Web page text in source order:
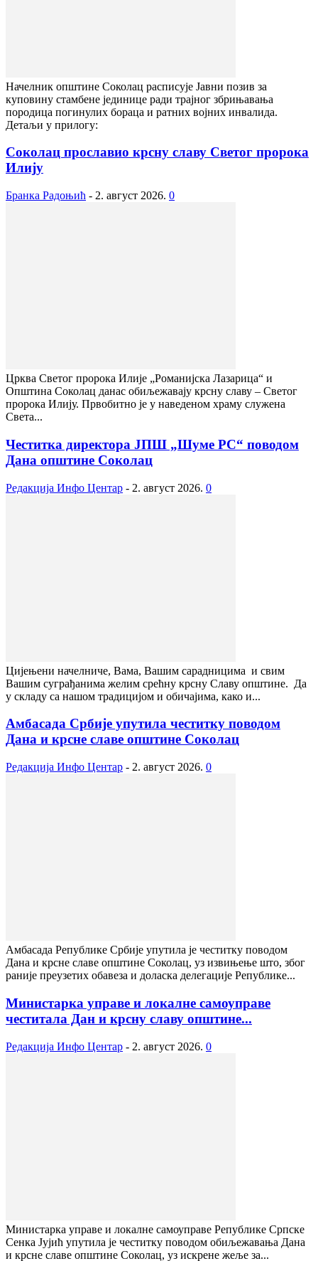
Начелник општине Соколац расписује Јавни позив за
куповину стамбене јединице ради трајног збрињавања
породица погинулих бораца и ратних војних инвалида.
Детаљи у прилогу:
Соколац прославио крсну славу Светог пророка
Илију
Бранка Радоњић - 2. август 2026. 0
Црква Светог пророка Илије „Романијска Лазарица“ и
Општина Соколац данас обиљежавају крсну славу – Светог
пророка Илију. Првобитно је у наведеном храму служена
Света...
Честитка директора ЈПШ „Шуме РС“ поводом
Дана општине Соколац
Редакција Инфо Центар - 2. август 2026. 0
Цијењени начелниче, Вама, Вашим сарадницима и свим
Вашим суграђанима желим срећну крсну Славу општине. Да
у складу са нашом традицијом и обичајима, како и...
Амбасада Србије упутила честитку поводом
Дана и крсне славе општине Соколац
Редакција Инфо Центар - 2. август 2026. 0
Амбасада Републике Србије упутила је честитку поводом
Дана и крсне славе општине Соколац, уз извињење што, због
раније преузетих обавеза и доласка делегације Републике...
Министарка управе и локалне самоуправе
честитала Дан и крсну славу општине...
Редакција Инфо Центар - 2. август 2026. 0
Министарка управе и локалне самоуправе Републике Српске
Сенка Јујић упутила је честитку поводом обиљежавања Дана
и крсне славе општине Соколац, уз искрене жеље за...